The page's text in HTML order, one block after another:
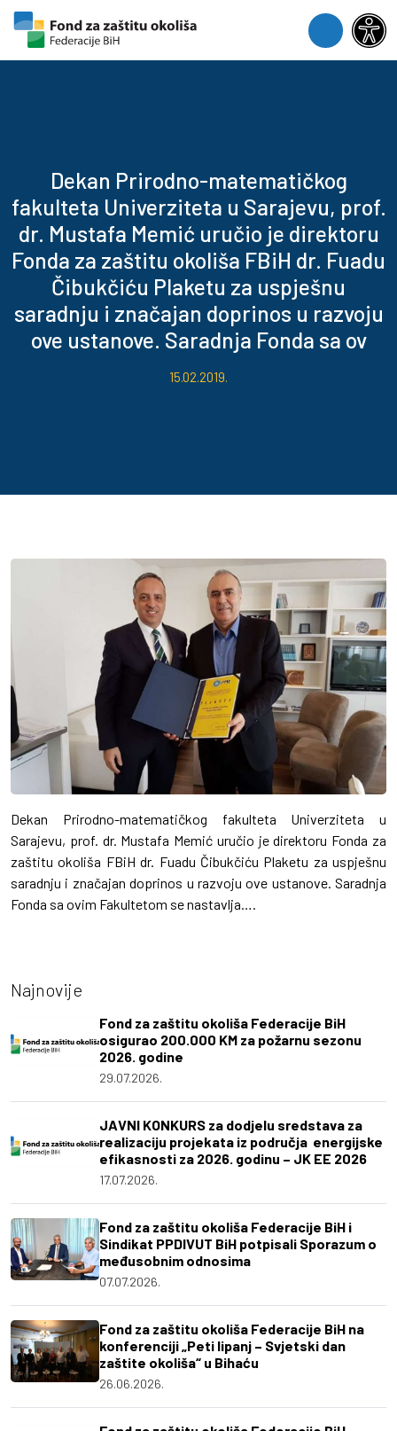
Skip to content
Skip to footer
Menu
Dekan Prirodno-matematičkog
fakulteta Univerziteta u Sarajevu, prof.
dr. Mustafa Memić uručio je direktoru
Fonda za zaštitu okoliša FBiH dr. Fuadu
Čibukčiću Plaketu za uspješnu
saradnju i značajan doprinos u razvoju
ove ustanove. Saradnja Fonda sa ov
15.02.2019.
Dekan Prirodno-matematičkog fakulteta Univerziteta u
Sarajevu, prof. dr. Mustafa Memić uručio je direktoru Fonda za
zaštitu okoliša FBiH dr. Fuadu Čibukčiću Plaketu za uspješnu
saradnju i značajan doprinos u razvoju ove ustanove. Saradnja
Fonda sa ovim Fakultetom se nastavlja….
Najnovije
Fond za zaštitu okoliša Federacije BiH
osigurao 200.000 KM za požarnu sezonu
2026. godine
29.07.2026.
JAVNI KONKURS za dodjelu sredstava za
realizaciju projekata iz područja energijske
efikasnosti za 2026. godinu – JK EE 2026
17.07.2026.
Fond za zaštitu okoliša Federacije BiH i
Sindikat PPDIVUT BiH potpisali Sporazum o
međusobnim odnosima
07.07.2026.
Fond za zaštitu okoliša Federacije BiH na
konferenciji „Peti lipanj – Svjetski dan
zaštite okoliša“ u Bihaću
26.06.2026.